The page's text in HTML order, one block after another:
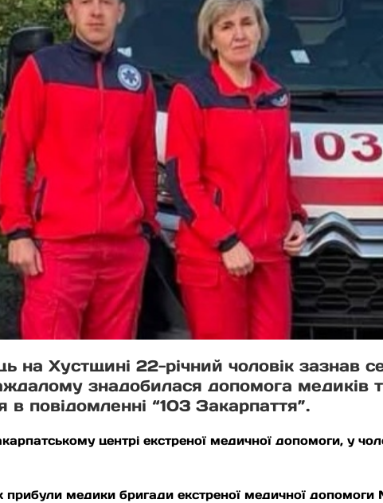
на Хустщині 22-річний чоловік зазнав
знадобилася допомога медиків
в повідомленні “103 Закарпаття”.
центрі екстреної медичної допомоги, у
медики бригади екстреної медичної допомоги